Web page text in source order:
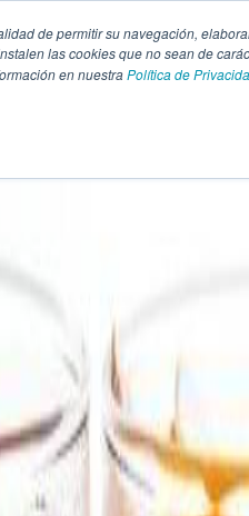
de permitir su navegación,
las cookies que no sean de
en nuestraPolítica de